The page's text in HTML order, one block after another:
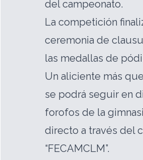
del campeonato.
La competición
ceremonia de
las medallas de
Un aliciente más
se podrá seguir en
forofos de la
directo a través del
“FECAMCLM”.